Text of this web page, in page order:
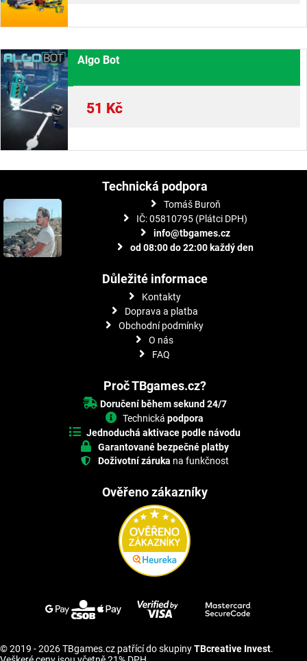
Algo Bot
51 Kč
Technická podpora
Tomáš Buroň
IČ: 05810795 (Plátci DPH)
info@tbgames.cz
od 08:00 do 22:00 každý den
Důležité informace
Kontakty
Doprava a platba
Obchodní podmínky
O nás
FAQ
Proč TBgames.cz?
Doručení během sekund 24/7
Technickápodpora
Jednoduchá aktivace podle návodu
Garantované bezpečné platby
Doživotní záruka na funkčnost
Ověřeno zákazníky
© 2019 - 2026 TBgames.cz patřící do skupinyTBcreative Invest.